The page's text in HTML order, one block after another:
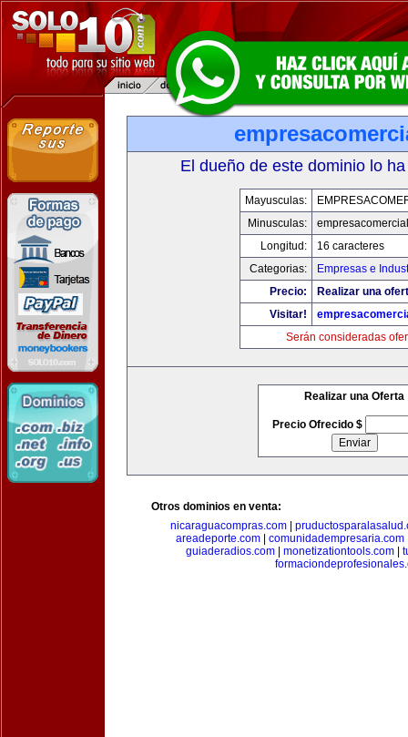
El dueño de este dominio lo
Mayusculas:
Minusculas:
Longitud:
16 caracteres
Categorias:
Empresas e
Precio:
Realizar una
Visitar!
Serán consideradas
Realizar una Oferta
Precio Ofrecido $
Otros dominios en venta:
nicaraguacompras.com
areadeporte.com| comunidadempresaria.com
guiaderadios.com| monetizationtools.com|